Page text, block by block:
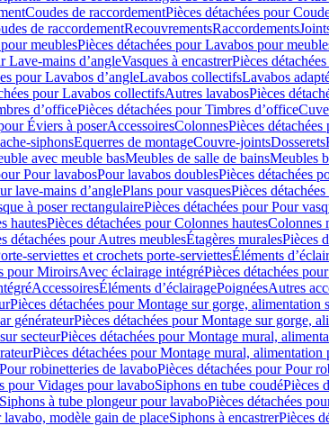
Coudes de raccordementPièces détachées pour
de raccordementRecouvrementsRaccordements
meublesPièces détachées pour Lavabos pour
Lave-mains d’angleVasques à encastrerPièces
pour Lavabos d’angleLavabos collectifsLavabos
pour Lavabos collectifsAutres lavabosPièces
dʼofficePièces détachées pour Timbres dʼoffice
Éviers à poserAccessoiresColonnesPièces
siphonsEquerres de montageCouvre-jointsDosserets
avec meuble basMeubles de salle de bainsMeubles
Pour lavabosPour lavabos doublesPièces détachées
lave-mains d’anglePlans pour vasquesPièces
à poser rectangulairePièces détachées pour Pour
hautesPièces détachées pour Colonnes hautesColonnes
détachées pour Autres meublesÉtagères muralesPièces
serviettes et crochets porte-serviettesÉléments
pour MiroirsAvec éclairage intégréPièces détachées
AccessoiresÉléments d’éclairagePoignéesAutres
Pièces détachées pour Montage sur gorge, alimentation
générateurPièces détachées pour Montage sur gorge,
secteurPièces détachées pour Montage mural,
Pièces détachées pour Montage mural, alimentation
Pour robinetteries de lavaboPièces détachées pour Pour
pour Vidages pour lavaboSiphons en tube coudéPièces
Siphons à tube plongeur pour lavaboPièces détachées
modèle gain de placeSiphons à encastrerPièces